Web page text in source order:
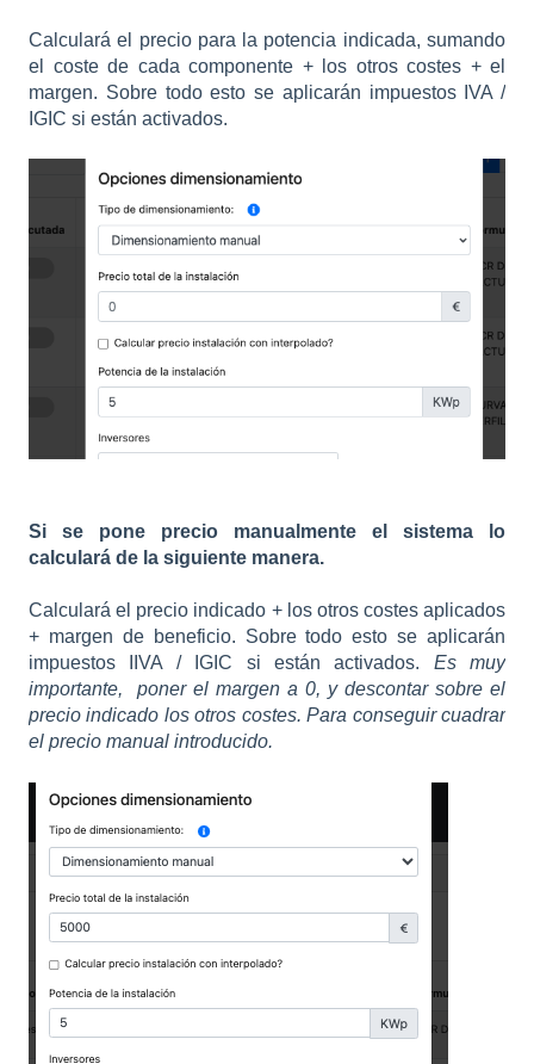
Calculará el precio para la potencia indicada, sumando
el coste de cada componente + los otros costes + el
margen. Sobre todo esto se aplicarán impuestos IVA /
IGIC si están activados.
Si se pone precio manualmente el sistema lo
calculará de la siguiente manera.
Calculará el precio indicado + los otros costes aplicados
+ margen de beneficio. Sobre todo esto se aplicarán
impuestos IIVA / IGIC si están activados. Es muy
importante, poner el margen a 0, y descontar sobre el
precio indicado los otros costes. Para conseguir cuadrar
el precio manual introducido.